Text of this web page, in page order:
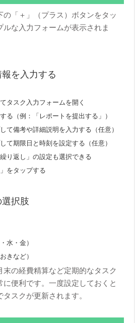
の「＋」（プラス）ボタンをタッ
な入力フォームが表示されま
を入力する
タスク入力フォームを開く
る（例：「レポートを提出する」）
て備考や詳細説明を入力する（任意）
て期限日と時刻を設定する（任意）
り返し」の設定も選択できる
をタップする
択肢
水・金）
きなど）
の経費精算など定期的なタスク
便利です。一度設定しておくと
スクが更新されます。